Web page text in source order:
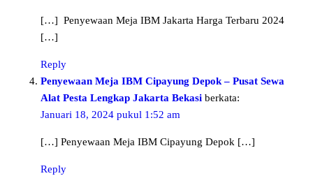
[…] Penyewaan Meja IBM Jakarta Harga Terbaru 2024
[…]
Reply
Penyewaan Meja IBM Cipayung Depok – Pusat Sewa
Alat Pesta Lengkap Jakarta Bekasi berkata:
Januari 18, 2024 pukul 1:52 am
[…] Penyewaan Meja IBM Cipayung Depok […]
Reply